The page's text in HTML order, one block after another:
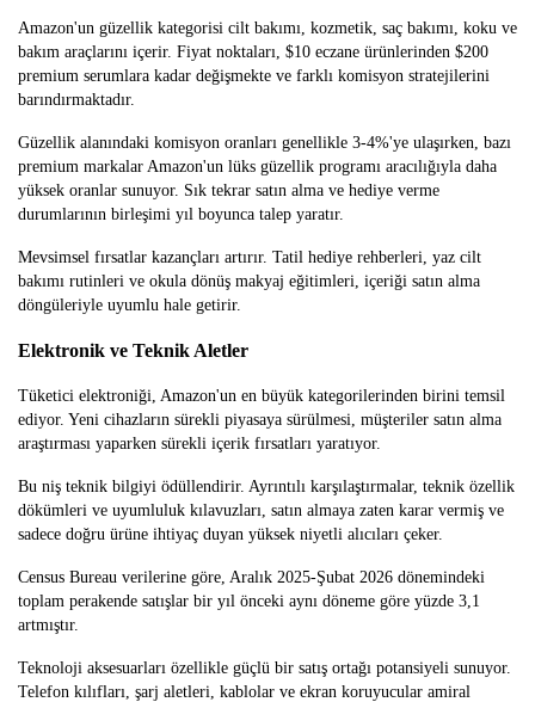
Amazon'un güzellik kategorisi cilt bakımı, kozmetik, saç bakımı, koku ve
bakım araçlarını içerir. Fiyat noktaları, $10 eczane ürünlerinden $200
premium serumlara kadar değişmekte ve farklı komisyon stratejilerini
barındırmaktadır.
Güzellik alanındaki komisyon oranları genellikle 3-4%'ye ulaşırken, bazı
premium markalar Amazon'un lüks güzellik programı aracılığıyla daha
yüksek oranlar sunuyor. Sık tekrar satın alma ve hediye verme
durumlarının birleşimi yıl boyunca talep yaratır.
Mevsimsel fırsatlar kazançları artırır. Tatil hediye rehberleri, yaz cilt
bakımı rutinleri ve okula dönüş makyaj eğitimleri, içeriği satın alma
döngüleriyle uyumlu hale getirir.
Elektronik ve Teknik Aletler
Tüketici elektroniği, Amazon'un en büyük kategorilerinden birini temsil
ediyor. Yeni cihazların sürekli piyasaya sürülmesi, müşteriler satın alma
araştırması yaparken sürekli içerik fırsatları yaratıyor.
Bu niş teknik bilgiyi ödüllendirir. Ayrıntılı karşılaştırmalar, teknik özellik
dökümleri ve uyumluluk kılavuzları, satın almaya zaten karar vermiş ve
sadece doğru ürüne ihtiyaç duyan yüksek niyetli alıcıları çeker.
Census Bureau verilerine göre, Aralık 2025-Şubat 2026 dönemindeki
toplam perakende satışlar bir yıl önceki aynı döneme göre yüzde 3,1
artmıştır.
Teknoloji aksesuarları özellikle güçlü bir satış ortağı potansiyeli sunuyor.
Telefon kılıfları, şarj aletleri, kablolar ve ekran koruyucular amiral